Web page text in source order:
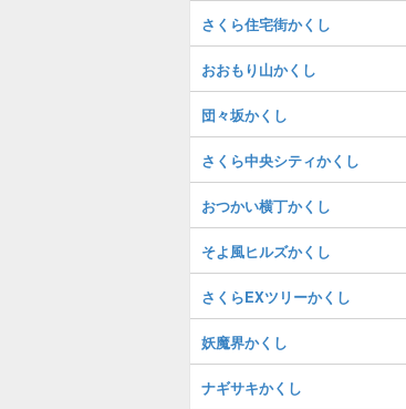
さくら住宅街かくし
おおもり山かくし
団々坂かくし
さくら中央シティかくし
おつかい横丁かくし
そよ風ヒルズかくし
さくらEXツリーかくし
妖魔界かくし
ナギサキかくし